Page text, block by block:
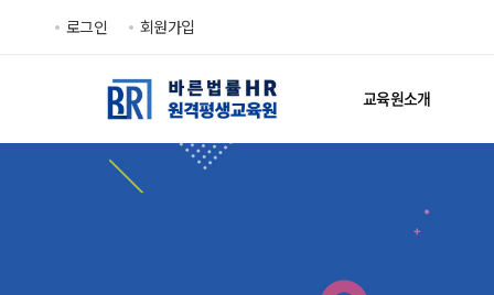
로그인 회원가입
교육원소개